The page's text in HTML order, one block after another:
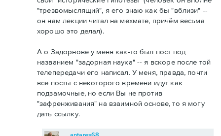
"трезвомыслящий", я его знаю как бы "вблизи" --
он нам лекции читал на мехмате, причём весьма
хорошо это делал).
А о Задорнове у меня как-то был пост под
названием "задорная наука" -- я вскоре после той
телепередачи его написал. У меня, правда, почти
все посты с некоторого времени идут как
подзамочные, но если Вы не против
"зафренживания" на взаимной основе, то я могу
дать ссылку.